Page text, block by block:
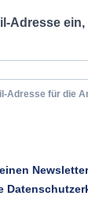
Adresse
Adresse für die